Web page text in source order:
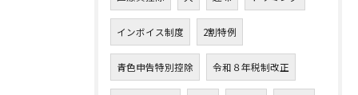
インボイス制度 2割特例
青色申告特別控除 令和８年税制改正